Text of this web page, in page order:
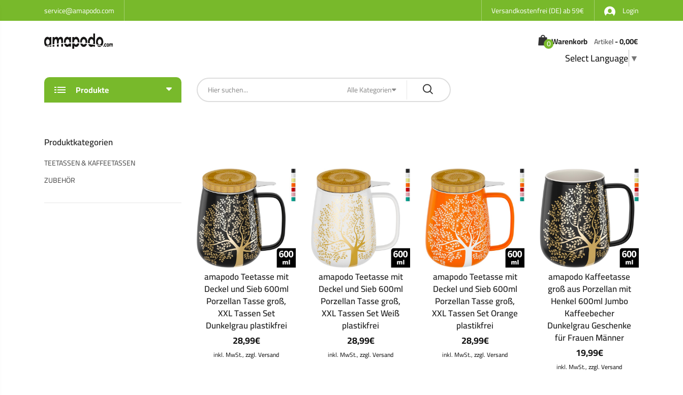
service@amapodo.com Versandkostenfrei (DE) ab 59€ Login
Warenkorb
0 Artikel-0,00€
Select Language ▼
Produkte Alle Kategorien
amapodo Teetasse mit
Deckel und Sieb 600ml
Porzellan Tasse groß,
XXL Tassen Set
Dunkelgrau plastikfrei
28,99€
inkl. MwSt.,zzgl. Versand
amapodo Teetasse mit
Deckel und Sieb 600ml
Porzellan Tasse groß,
XXL Tassen Set Weiß
plastikfrei
28,99€
inkl. MwSt.,zzgl. Versand
amapodo Teetasse mit
Deckel und Sieb 600ml
Porzellan Tasse groß,
XXL Tassen Set Orange
plastikfrei
28,99€
inkl. MwSt.,zzgl. Versand
amapodo Kaffeetasse
groß aus Porzellan mit
Henkel 600ml Jumbo
Kaffeebecher
Dunkelgrau Geschenke
für Frauen Männer
19,99€
inkl. MwSt.,zzgl. Versand
Produktkategorien
TEETASSEN & KAFFEETASSEN
ZUBEHÖR